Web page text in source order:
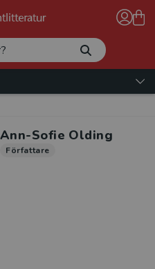
Ann-Sofie Olding
Författare